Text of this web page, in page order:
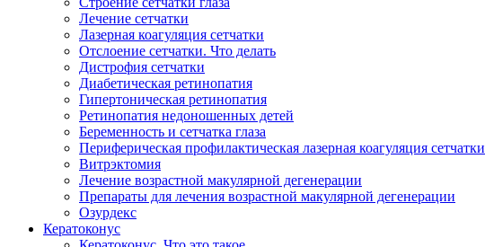
Лечение сетчатки
Лазерная коагуляция сетчатки
Отслоение сетчатки. Что делать
Дистрофия сетчатки
Диабетическая ретинопатия
Гипертоническая ретинопатия
Ретинопатия недоношенных детей
Беременность и сетчатка глаза
Периферическая профилактическая лазерная коагуляция сетчатки
Витрэктомия
Лечение возрастной макулярной дегенерации
Препараты для лечения возрастной макулярной дегенерации
Озурдекс
Кератоконус